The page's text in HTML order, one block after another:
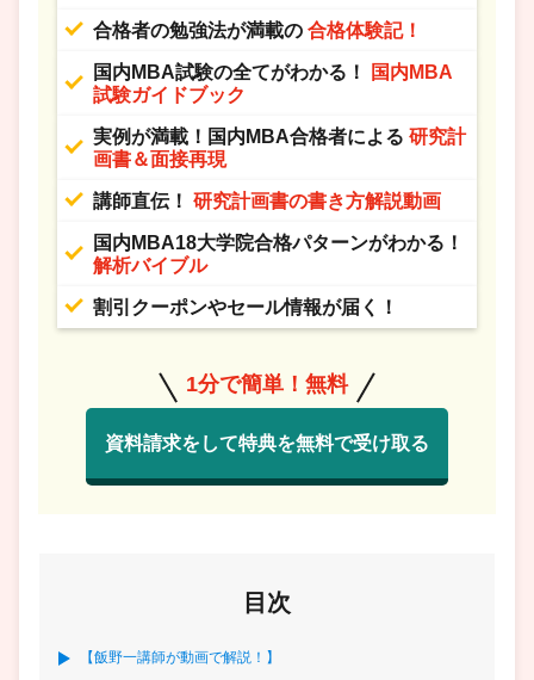
合格者の勉強法が満載の 合格体験記！
国内MBA試験の全てがわかる！
国内MBA
試験ガイドブック
実例が満載！国内MBA合格者による 研究計
画書＆面接再現
講師直伝！ 研究計画書の書き方解説動画
国内MBA18大学院合格パターンがわかる！
解析バイブル
割引クーポンやセール情報が届く！
1分で簡単！無料
資料請求をして特典を無料で受け取る
目次
【飯野一講師が動画で解説！】